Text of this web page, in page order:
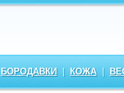
БОРОДАВКИ | КОЖА |